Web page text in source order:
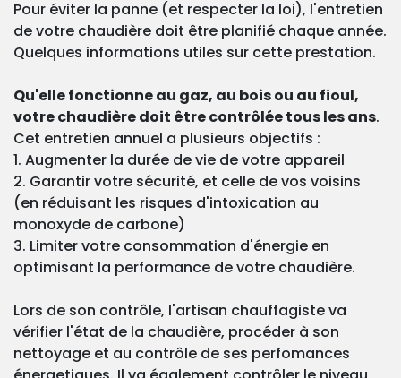
Pour éviter la panne (et respecter la loi), l'entretien
de votre chaudière doit être planifié chaque année.
Quelques informations utiles sur cette prestation.
Qu'elle fonctionne au gaz, au bois ou au fioul,
votre chaudière doit être contrôlée tous les ans.
Cet entretien annuel a plusieurs objectifs :
1. Augmenter la durée de vie de votre appareil
2. Garantir votre sécurité, et celle de vos voisins
(en réduisant les risques d'intoxication au
monoxyde de carbone)
3. Limiter votre consommation d'énergie en
optimisant la performance de votre chaudière.
Lors de son contrôle, l'artisan chauffagiste va
vérifier l'état de la chaudière, procéder à son
nettoyage et au contrôle de ses perfomances